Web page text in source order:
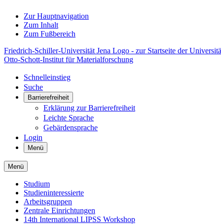
Zur Hauptnavigation
Zum Inhalt
Zum Fußbereich
Friedrich-Schiller-Universität Jena Logo - zur Startseite der
Otto-Schott-Institut für Materialforschung
Schnelleinstieg
Suche
Barrierefreiheit
Erklärung zur Barrierefreiheit
Leichte Sprache
Gebärdensprache
Login
Menü
Menü
Studium
Studieninteressierte
Arbeitsgruppen
Zentrale Einrichtungen
14th International LIPSS Workshop